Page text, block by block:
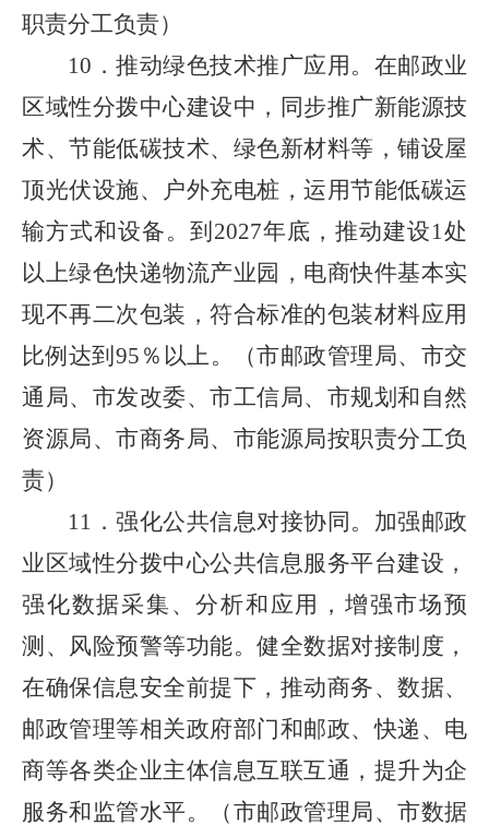
职责分工负责）
10．推动绿色技术推广应用。在邮政业
区域性分拨中心建设中，同步推广新能源技
术、节能低碳技术、绿色新材料等，铺设屋
顶光伏设施、户外充电桩，运用节能低碳运
输方式和设备。到2027年底，推动建设1处
以上绿色快递物流产业园，电商快件基本实
现不再二次包装，符合标准的包装材料应用
比例达到95％以上。（市邮政管理局、市交
通局、市发改委、市工信局、市规划和自然
资源局、市商务局、市能源局按职责分工负
责）
11．强化公共信息对接协同。加强邮政
业区域性分拨中心公共信息服务平台建设，
强化数据采集、分析和应用，增强市场预
测、风险预警等功能。健全数据对接制度，
在确保信息安全前提下，推动商务、数据、
邮政管理等相关政府部门和邮政、快递、电
商等各类企业主体信息互联互通，提升为企
服务和监管水平。（市邮政管理局、市数据